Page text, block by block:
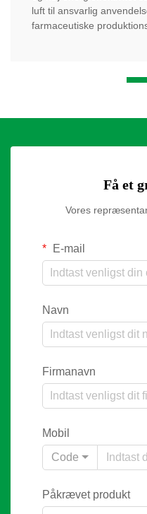
luft til ansvarlig
farmaceutiske
Få et
Vores
E-mail
Navn
Firmanavn
Mobil
Code
Påkrævet produkt